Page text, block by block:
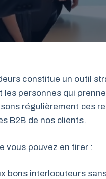
constitue un outil
personnes qui
régulièrement ces
B2B de nos clients.
vous pouvez en tirer :
bons interlocuteurs